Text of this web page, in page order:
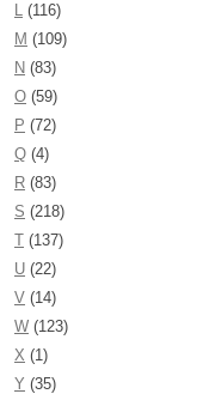
L (116)
M (109)
N (83)
O (59)
P (72)
Q (4)
R (83)
S (218)
T (137)
U (22)
V (14)
W (123)
X (1)
Y (35)